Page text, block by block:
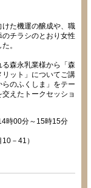
た機運の醸成や、職
チラシのとおり女性
。
森永乳業様から「森
ット」についてご講
のふくしま」をテー
えたトークセッショ
時00分～15時15分
－41）